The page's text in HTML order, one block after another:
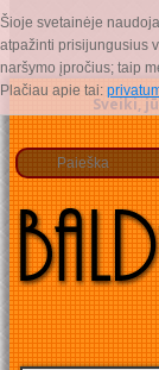
Sveiki,
Šioje svetainėje
atpažinti prisijungusius
naršymo įpročius; taip
Plačiau apie tai: